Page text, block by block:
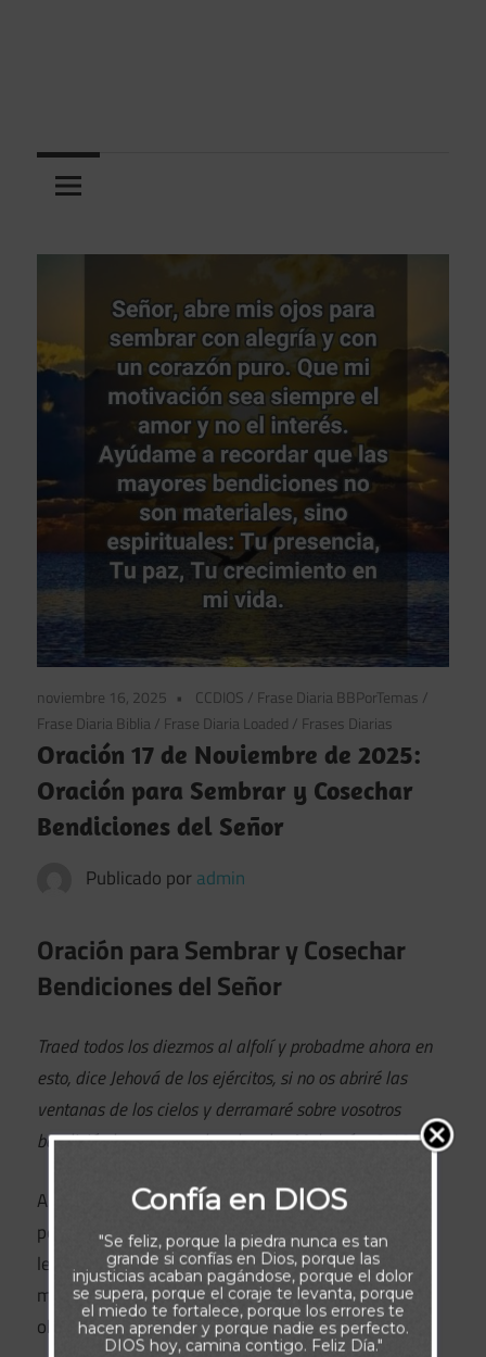
noviembre 16, 2025 CCDIOS / Frase Diaria BBPorTemas /
Frase Diaria Biblia / Frase Diaria Loaded / Frases Diarias
Oración 17 de Noviembre de 2025:
Oración para Sembrar y Cosechar
Bendiciones del Señor
Publicado por admin
Oración para Sembrar y Cosechar
Bendiciones del Señor
Traed todos los diezmos al alfolí y probadme ahora en
esto, dice Jehová de los ejércitos, si no os abriré las
ventanas de los cielos y derramaré sobre vosotros
bendición hasta que sobreabunde. Malaquías 3:10
Amado Señor, gracias por enseñarme el principio
perfecto de sembrar y cosechar. Tú has establecido
leyes espirituales llenas de gracia, y me has
mostrado que cada semilla de amor, generosidad y
obediencia tiene un propósito eterno.
Confía en DIOS
"Se feliz, porque la piedra nunca es tan
grande si confías en Dios, porque las
injusticias acaban pagándose, porque el dolor
se supera, porque el coraje te levanta, porque
el miedo te fortalece, porque los errores te
hacen aprender y porque nadie es perfecto.
DIOS hoy, camina contigo. Feliz Día."